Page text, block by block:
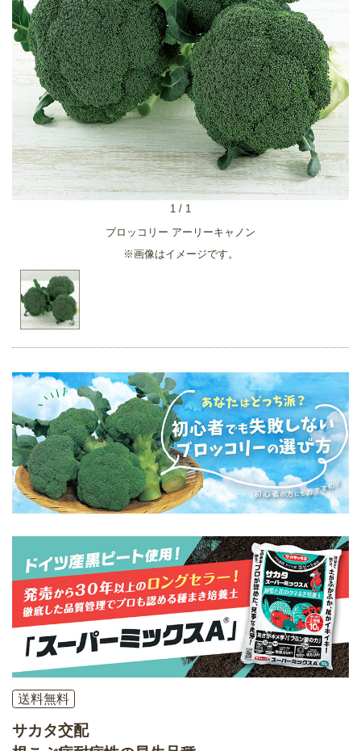
ブロッコリー アーリーキャノン
※画像はイメージです。
1 / 1
送料無料
サカタ交配